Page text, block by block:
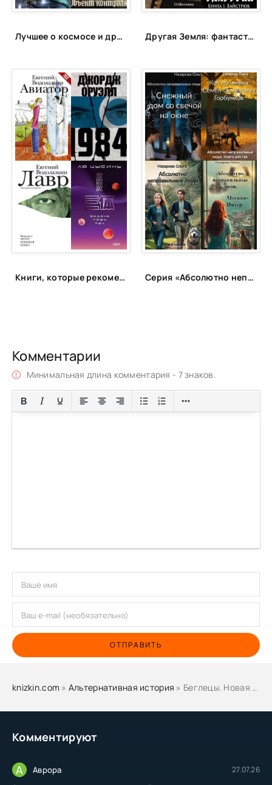
Комментируют
А Аврора 27.07.26
Лучшее о космосе и других планетах Другая Земля: фантастика с альтернативной историей
Книги, которые рекомендует космонавт Константин Борисов (Спич) Серия «Абсолютно неправильные люди»
Комментарии
Минимальная длина комментария - 7 знаков.
ОТПРАВИТЬ
knizkin.com » Альтернативная история » Беглецы. Новая реальность - Олег Белоус